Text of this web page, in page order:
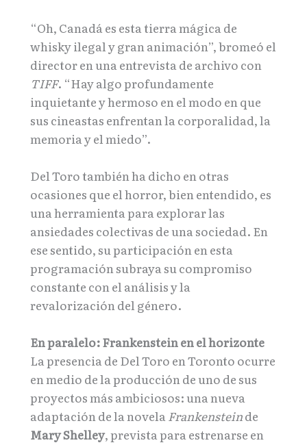
“Oh, Canadá es esta tierra mágica de
whisky ilegal y gran animación”, bromeó el
director en una entrevista de archivo con
TIFF. “Hay algo profundamente
inquietante y hermoso en el modo en que
sus cineastas enfrentan la corporalidad, la
memoria y el miedo”.
Del Toro también ha dicho en otras
ocasiones que el horror, bien entendido, es
una herramienta para explorar las
ansiedades colectivas de una sociedad. En
ese sentido, su participación en esta
programación subraya su compromiso
constante con el análisis y la
revalorización del género.
En paralelo: Frankenstein en el horizonte
La presencia de Del Toro en Toronto ocurre
en medio de la producción de uno de sus
proyectos más ambiciosos: una nueva
adaptación de la novelaFrankensteinde
Mary Shelley, prevista para estrenarse en